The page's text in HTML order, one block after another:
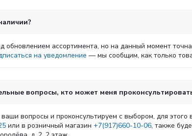
обновлением ассортимента, но на данный момент
на уведомление — мы сообщим, как только
вопросы, кто может меня
вопросы и проконсультируем с выбором, для
или в розничный магазин +7(917)660-10-06, также